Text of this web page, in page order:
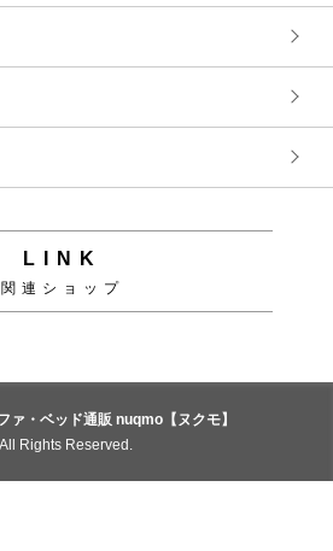
LINK
関連ショップ
ァ・ベッド通販 nuqmo【ヌクモ】
. All Rights Reserved.